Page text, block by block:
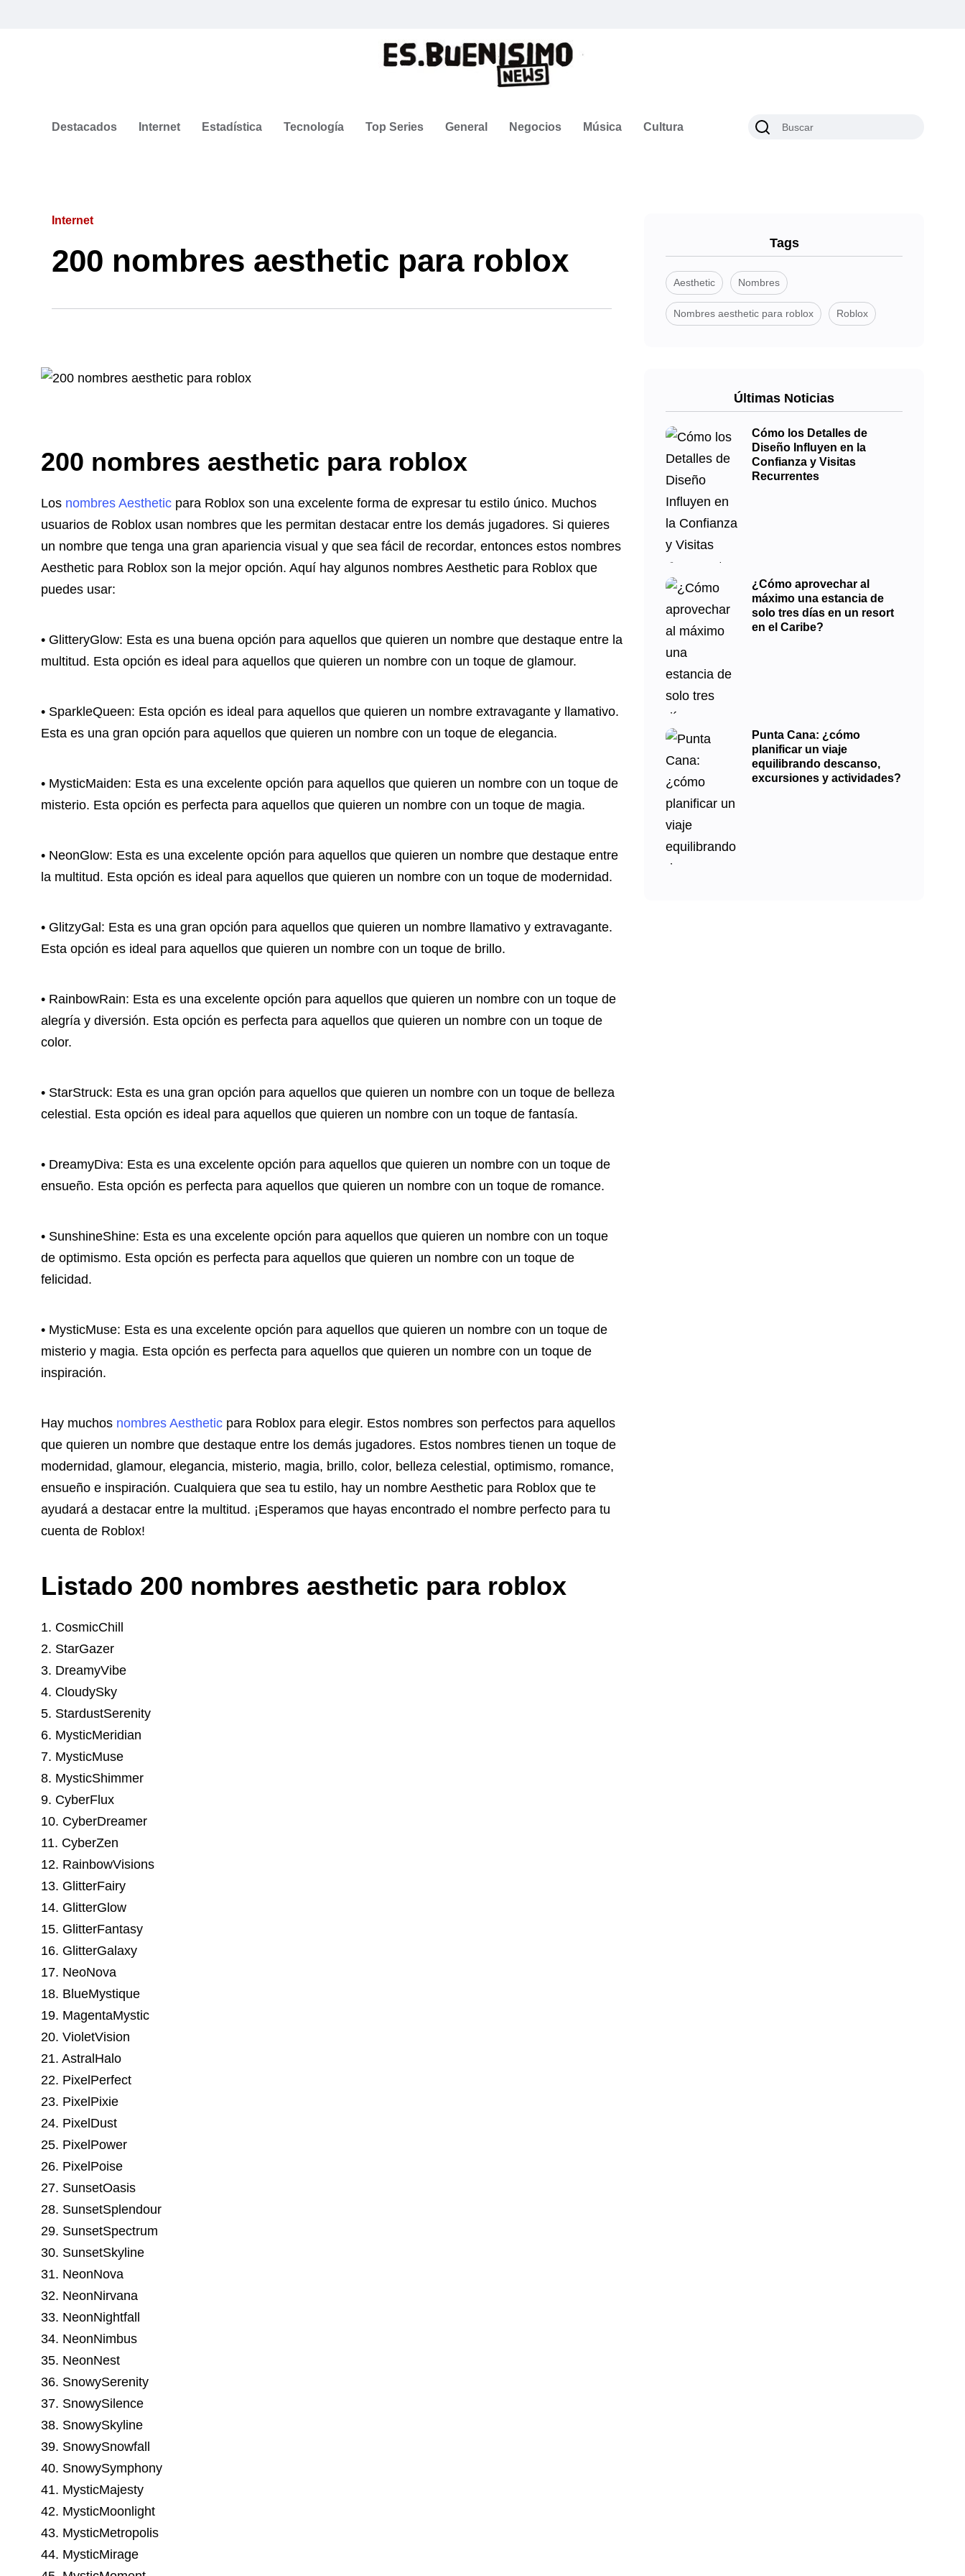
Destacados Internet Estadística Tecnología Top Series General Negocios Música Cultura
Internet
200 nombres aesthetic para roblox
200 nombres aesthetic para roblox
Los nombres Aesthetic para Roblox son una excelente forma de expresar tu estilo único. Muchos
usuarios de Roblox usan nombres que les permitan destacar entre los demás jugadores. Si quieres
un nombre que tenga una gran apariencia visual y que sea fácil de recordar, entonces estos nombres
Aesthetic para Roblox son la mejor opción. Aquí hay algunos nombres Aesthetic para Roblox que
puedes usar:
• GlitteryGlow: Esta es una buena opción para aquellos que quieren un nombre que destaque entre la
multitud. Esta opción es ideal para aquellos que quieren un nombre con un toque de glamour.
• SparkleQueen: Esta opción es ideal para aquellos que quieren un nombre extravagante y llamativo.
Esta es una gran opción para aquellos que quieren un nombre con un toque de elegancia.
• MysticMaiden: Esta es una excelente opción para aquellos que quieren un nombre con un toque de
misterio. Esta opción es perfecta para aquellos que quieren un nombre con un toque de magia.
• NeonGlow: Esta es una excelente opción para aquellos que quieren un nombre que destaque entre
la multitud. Esta opción es ideal para aquellos que quieren un nombre con un toque de modernidad.
• GlitzyGal: Esta es una gran opción para aquellos que quieren un nombre llamativo y extravagante.
Esta opción es ideal para aquellos que quieren un nombre con un toque de brillo.
• RainbowRain: Esta es una excelente opción para aquellos que quieren un nombre con un toque de
alegría y diversión. Esta opción es perfecta para aquellos que quieren un nombre con un toque de
color.
• StarStruck: Esta es una gran opción para aquellos que quieren un nombre con un toque de belleza
celestial. Esta opción es ideal para aquellos que quieren un nombre con un toque de fantasía.
• DreamyDiva: Esta es una excelente opción para aquellos que quieren un nombre con un toque de
ensueño. Esta opción es perfecta para aquellos que quieren un nombre con un toque de romance.
• SunshineShine: Esta es una excelente opción para aquellos que quieren un nombre con un toque
de optimismo. Esta opción es perfecta para aquellos que quieren un nombre con un toque de
felicidad.
• MysticMuse: Esta es una excelente opción para aquellos que quieren un nombre con un toque de
misterio y magia. Esta opción es perfecta para aquellos que quieren un nombre con un toque de
inspiración.
Hay muchos nombres Aesthetic para Roblox para elegir. Estos nombres son perfectos para aquellos
que quieren un nombre que destaque entre los demás jugadores. Estos nombres tienen un toque de
modernidad, glamour, elegancia, misterio, magia, brillo, color, belleza celestial, optimismo, romance,
ensueño e inspiración. Cualquiera que sea tu estilo, hay un nombre Aesthetic para Roblox que te
ayudará a destacar entre la multitud. ¡Esperamos que hayas encontrado el nombre perfecto para tu
cuenta de Roblox!
Listado 200 nombres aesthetic para roblox
1. CosmicChill
2. StarGazer
3. DreamyVibe
4. CloudySky
5. StardustSerenity
6. MysticMeridian
7. MysticMuse
8. MysticShimmer
9. CyberFlux
10. CyberDreamer
11. CyberZen
12. RainbowVisions
13. GlitterFairy
14. GlitterGlow
15. GlitterFantasy
16. GlitterGalaxy
17. NeoNova
18. BlueMystique
19. MagentaMystic
20. VioletVision
21. AstralHalo
22. PixelPerfect
23. PixelPixie
24. PixelDust
25. PixelPower
26. PixelPoise
27. SunsetOasis
28. SunsetSplendour
29. SunsetSpectrum
30. SunsetSkyline
31. NeonNova
32. NeonNirvana
33. NeonNightfall
34. NeonNimbus
35. NeonNest
36. SnowySerenity
37. SnowySilence
38. SnowySkyline
39. SnowySnowfall
40. SnowySymphony
41. MysticMajesty
42. MysticMoonlight
43. MysticMetropolis
44. MysticMirage
Tags
Aesthetic Nombres
Nombres aesthetic para roblox Roblox
Últimas Noticias
Cómo los Detalles de
Diseño Influyen en la
Confianza y Visitas
Recurrentes
¿Cómo aprovechar al
máximo una estancia de
solo tres días en un resort
en el Caribe?
Punta Cana: ¿cómo
planificar un viaje
equilibrando descanso,
excursiones y actividades?